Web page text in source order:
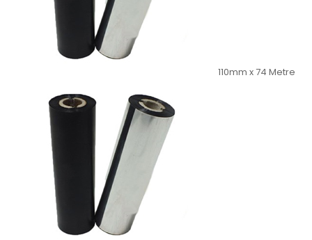
110mm x 74 Metre